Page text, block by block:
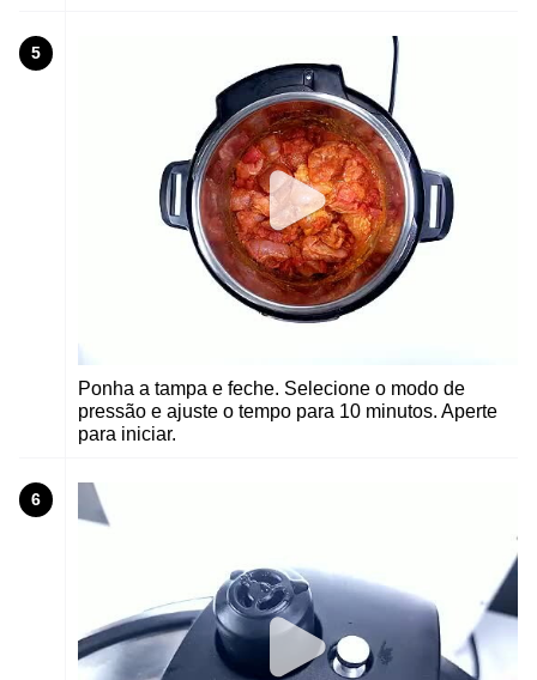
5
Ponha a tampa e feche. Selecione o modo de
pressão e ajuste o tempo para 10 minutos. Aperte
para iniciar.
6